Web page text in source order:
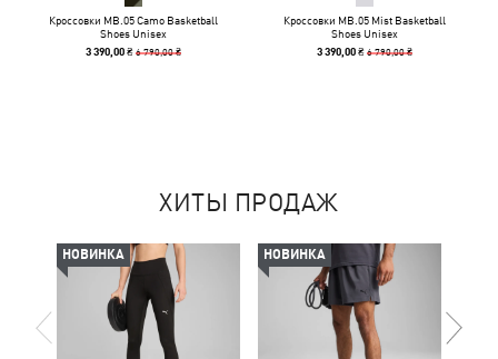
Кроссовки MB.05 Camo Basketball
Shoes Unisex
3 390,00 ₴6 790,00 ₴
Кроссовки MB.05 Mist Basketball
Shoes Unisex
3 390,00 ₴6 790,00 ₴
ХИТЫ ПРОДАЖ
НОВИНКА НОВИНКА